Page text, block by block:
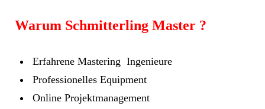
Warum Schmitterling Master ?
Erfahrene Mastering Ingenieure
Professionelles Equipment
Online Projektmanagement